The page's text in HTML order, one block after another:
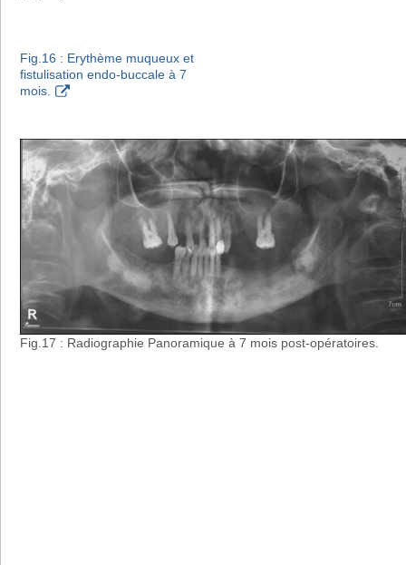
Fig.16 : Erythème muqueux et
fistulisation endo-buccale à 7
mois.
Fig.17 : Radiographie Panoramique à 7 mois post-opératoires.